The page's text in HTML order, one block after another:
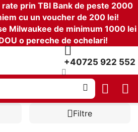
prin TBI Bank de peste 2000
cu un voucher de 200 lei!
Milwaukee de minimum 1000 lei
o pereche de ochelari!
+40725 922 552
Filtre